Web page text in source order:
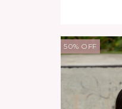
50% OFF